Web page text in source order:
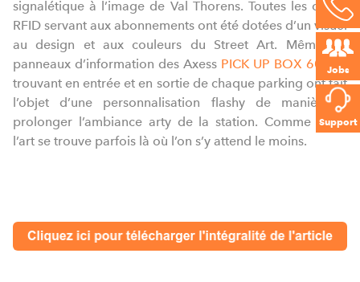
Jobs
Support
signalétique à l’image de Val Thorens. Toutes les cartes
RFID servant aux abonnements ont été dotées d’un visuel
au design et aux couleurs du Street Art. Même les
panneaux d’information des Axess PICK UP BOX 600 se
trouvant en entrée et en sortie de chaque parking ont fait
l’objet d’une personnalisation flashy de manière à
prolonger l’ambiance arty de la station. Comme quoi,
l’art se trouve parfois là où l’on s’y attend le moins.